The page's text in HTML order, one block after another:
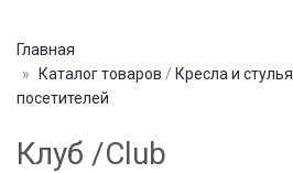
Главная
Каталог товаров / Кресла и стулья
посетителей
Клуб /Club